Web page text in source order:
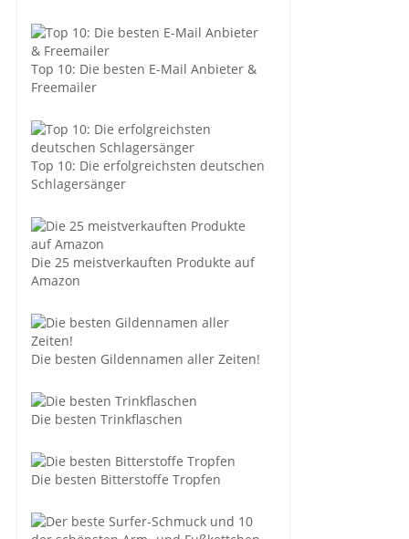
Top 10: Die besten E-Mail Anbieter &
Freemailer
Top 10: Die erfolgreichsten deutschen
Schlagersänger
Die 25 meistverkauften Produkte auf
Amazon
Die besten Gildennamen aller Zeiten!
Die besten Trinkflaschen
Die besten Bitterstoffe Tropfen